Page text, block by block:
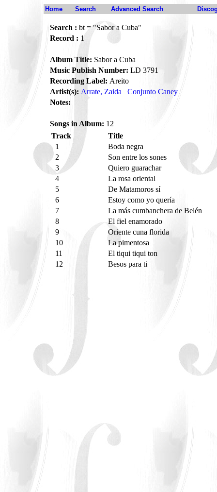
Home Search Advanced Search
Search : bt = "Sabor a Cuba"
Record : 1
Album Title: Sabor a Cuba
Music Publish Number: LD 3791
Recording Label: Areito
Artist(s): Arrate, Zaida
Conjunto Caney
Notes:
Songs in Album: 12
Track
Title
1
Boda negra
2
Son entre los sones
3
Quiero guarachar
4
La rosa oriental
5
De Matamoros sí
6
Estoy como yo quería
7
La más cumbanchera de Belén
8
El fiel enamorado
9
Oriente cuna florida
10
La pimentosa
11
El tiqui tiqui ton
12
Besos para ti